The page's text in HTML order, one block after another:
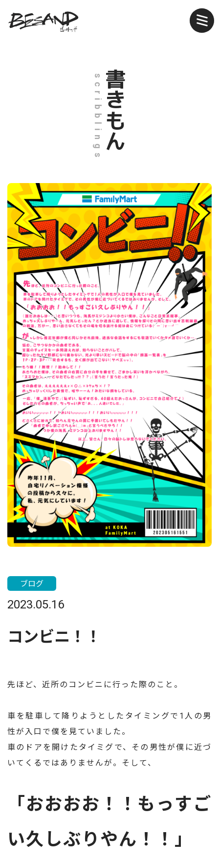
書きもん
scribblings
2023.05.16
ブログ
コンビニ！！
先ほど、近所のコンビニに行った際のこと。
車を駐車して降りようとしたタイミングで1人の男
性が入口で僕を見ていました。
車のドアを開けたタイミグで、その男性が僕に近づ
いてくるではありませんが。そして、
「おおおお！！もっすご
い久しぶりやん！！」